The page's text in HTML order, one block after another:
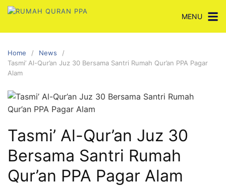
Skip
content
MENU
Home
News
Tasmi’ Al-Qur’an Juz 30 Bersama Santri Rumah Qur’an PPA Pagar
Alam
Tasmi’ Al-Qur’an Juz 30
Bersama Santri Rumah
Qur’an PPA Pagar Alam